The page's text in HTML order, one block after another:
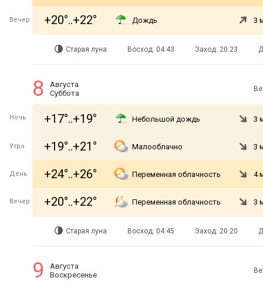
Вечер +20°..+22° Дождь 3
Старая луна Восход: 04:43 Заход: 20:23
8
Августа
Суббота
Ночь +17°..+19° Небольшой дождь 3
Утро +19°..+21° Малооблачно 3
День +24°..+26° Переменная облачность 4
Вечер +20°..+22° Переменная облачность 3
Старая луна Восход: 04:45 Заход: 20:20
9
Августа
Воскресенье